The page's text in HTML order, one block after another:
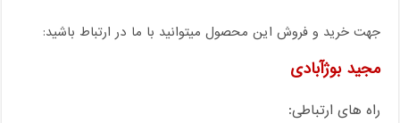
جهت خرید و فروش این محصول میتوانید با ما در ارتباط باشید:
مجید بوژآبادی
راه های ارتباطی: